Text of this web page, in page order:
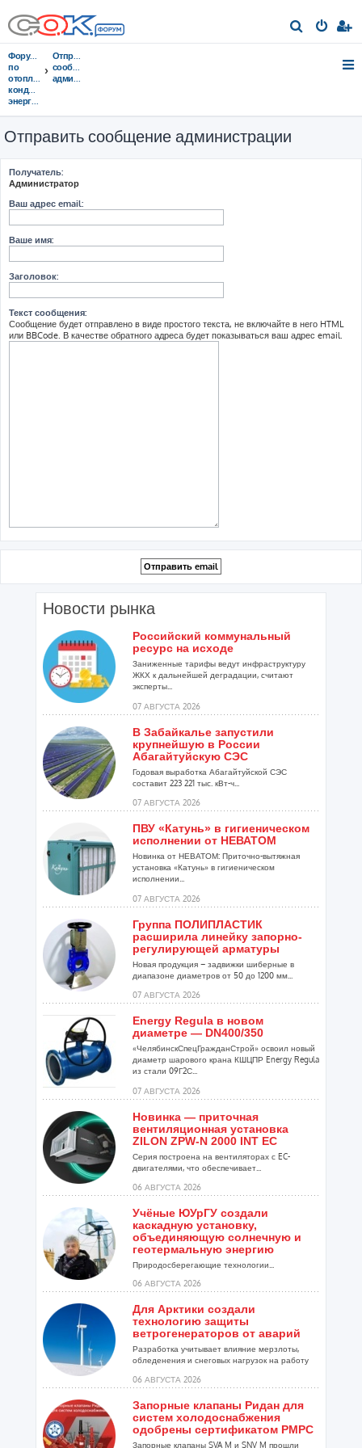
о
Форумы
по
отоплению,
кондиционированию,
энергосбережению
Отправить
сообщение
администрации
Отправить сообщение администрации
Получатель:
Администратор
Ваш адрес email:
Ваше имя:
Заголовок:
Текст сообщения:
Сообщение будет отправлено в виде простого текста, не включайте в него HTML
или BBCode. В качестве обратного адреса будет показываться ваш адрес email.
Новости рынка
Российский коммунальный
ресурс на исходе
Заниженные тарифы ведут инфраструктуру
ЖКХ к дальнейшей деградации, считают
эксперты...
07 АВГУСТА 2026
В Забайкалье запустили
крупнейшую в России
Абагайтуйскую СЭС
Годовая выработка Абагайтуйской СЭС
составит 223 221 тыс. кВт-ч...
07 АВГУСТА 2026
ПВУ «Катунь» в гигиеническом
исполнении от НЕВАТОМ
Новинка от НЕВАТОМ: Приточно-вытяжная
установка «Катунь» в гигиеническом
исполнении...
07 АВГУСТА 2026
Группа ПОЛИПЛАСТИК
расширила линейку запорно-
регулирующей арматуры
Новая продукция – задвижки шиберные в
диапазоне диаметров от 50 до 1200 мм...
07 АВГУСТА 2026
Energy Regula в новом
диаметре — DN400/350
«ЧелябинскСпецГражданСтрой» освоил новый
диаметр шарового крана КШЦПР Energy Regula
из стали 09Г2С...
07 АВГУСТА 2026
Новинка — приточная
вентиляционная установка
ZILON ZPW-N 2000 INT EC
Серия построена на вентиляторах с EC-
двигателями, что обеспечивает...
06 АВГУСТА 2026
Учёные ЮУрГУ создали
каскадную установку,
объединяющую солнечную и
геотермальную энергию
Природосберегающие технологии...
06 АВГУСТА 2026
Для Арктики создали
технологию защиты
ветрогенераторов от аварий
Разработка учитывает влияние мерзлоты,
обледенения и снеговых нагрузок на работу
06 АВГУСТА 2026
Запорные клапаны Ридан для
систем холодоснабжения
одобрены сертификатом РМРС
Запорные клапаны SVA M и SNV M прошли